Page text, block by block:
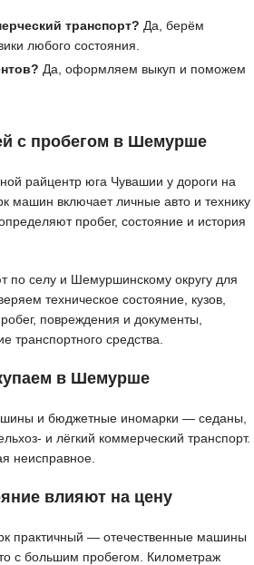
транспорт? Да, берём
любого состояния.
Да, оформляем выкуп и поможем
с пробегом в Шемурше
райцентр юга Чувашии у дороги на
машин включает личные авто и технику
пробег, состояние и история
по селу и Шемуршинскому округу для
техническое состояние, кузов,
повреждения и документы,
транспортного средства.
в Шемурше
и бюджетные иномарки — седаны,
и лёгкий коммерческий транспорт.
неисправное.
влияют на цену
практичный — отечественные машины
с большим пробегом. Километраж